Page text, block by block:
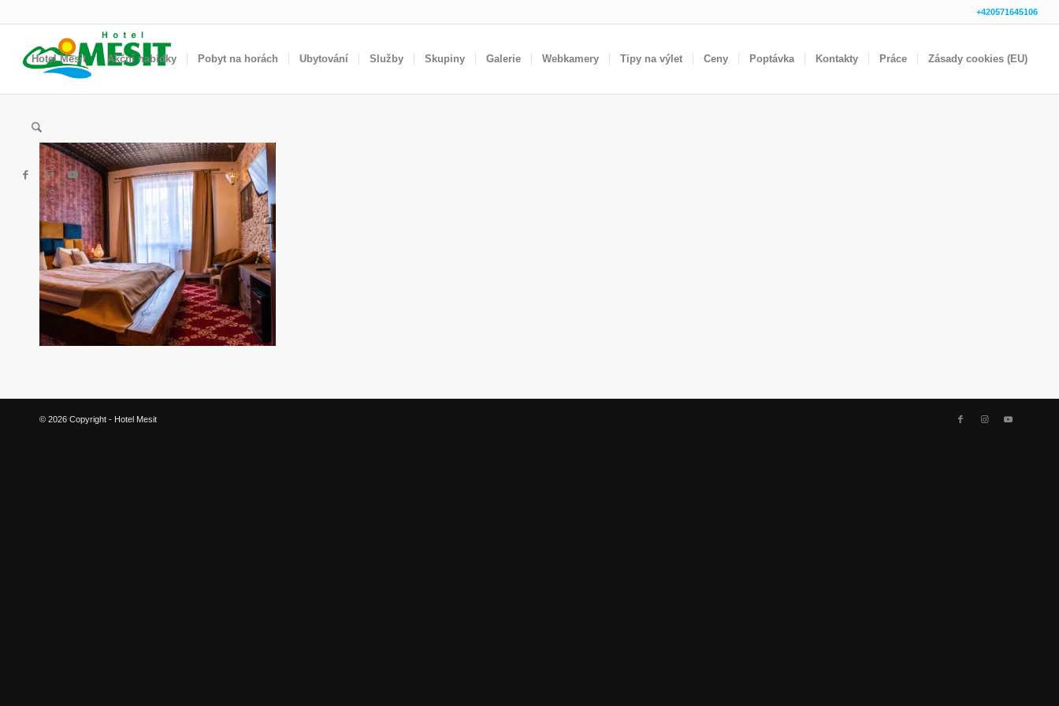
+420571645106
Hotel Mesit Akční nabídky Pobyt na horách Ubytování Služby Skupiny Galerie Webkamery Tipy na výlet Ceny Poptávka Kontakty Práce Zásady cookies (EU)
© 2026 Copyright - Hotel Mesit